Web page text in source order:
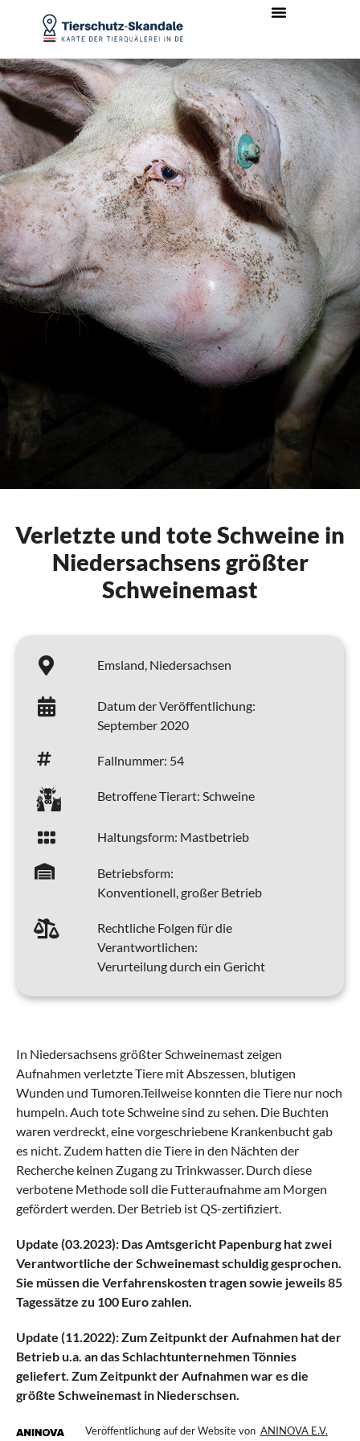
Verletzte und tote Schweine in
Niedersachsens größter
Schweinemast
Emsland, Niedersachsen
Datum der Veröffentlichung:
September 2020
Fallnummer: 54
Betroffene Tierart: Schweine
Haltungsform: Mastbetrieb
Betriebsform:
Konventionell, großer Betrieb
Rechtliche Folgen für die
Verantwortlichen:
Verurteilung durch ein Gericht
In Niedersachsens größter Schweinemast zeigen
Aufnahmen verletzte Tiere mit Abszessen, blutigen
Wunden und Tumoren.Teilweise konnten die Tiere nur noch
humpeln. Auch tote Schweine sind zu sehen. Die Buchten
waren verdreckt, eine vorgeschriebene Krankenbucht gab
es nicht. Zudem hatten die Tiere in den Nächten der
Recherche keinen Zugang zu Trinkwasser. Durch diese
verbotene Methode soll die Futteraufnahme am Morgen
gefördert werden. Der Betrieb ist QS-zertifiziert.
Update (03.2023): Das Amtsgericht Papenburg hat zwei
Verantwortliche der Schweinemast schuldig gesprochen.
Sie müssen die Verfahrenskosten tragen sowie jeweils 85
Tagessätze zu 100 Euro zahlen.
Update (11.2022): Zum Zeitpunkt der Aufnahmen hat der
Betrieb u.a. an das Schlachtunternehmen Tönnies
geliefert. Zum Zeitpunkt der Aufnahmen war es die
größte Schweinemast in Niederschsen.
Veröffentlichung auf der Website von ANINOVA E.V.